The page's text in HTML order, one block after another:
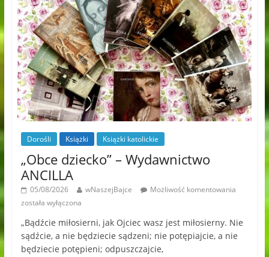
Dorośli Książki Książki katolickie
„Obce dziecko” – Wydawnictwo
ANCILLA
05/08/2026 wNaszejBajce
Możliwość komentowania
została wyłączona
„Bądźcie miłosierni, jak Ojciec wasz jest miłosierny. Nie
sądźcie, a nie będziecie sądzeni; nie potępiajcie, a nie
będziecie potępieni; odpuszczajcie,